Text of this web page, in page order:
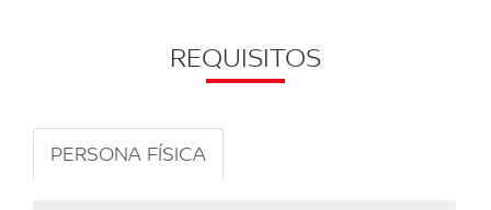
REQUISITOS
PERSONA FÍSICA